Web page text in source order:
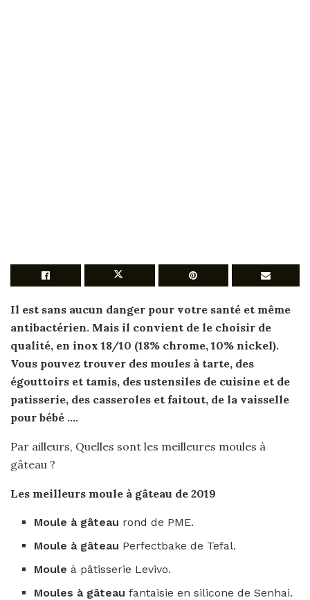
Il est sans aucun danger pour votre santé et même
antibactérien. Mais il convient de le choisir de
qualité, en inox 18/10 (18% chrome, 10% nickel).
Vous pouvez trouver des moules à tarte, des
égouttoirs et tamis, des ustensiles de cuisine et de
patisserie, des casseroles et faitout, de la vaisselle
pour bébé ….
Par ailleurs, Quelles sont les meilleures moules à
gâteau ?
Les meilleurs moule à gâteau de 2019
Moule à gâteau rond de PME.
Moule à gâteau Perfectbake de Tefal.
Mouleà pâtisserie Levivo.
Moules à gâteaufantaisie en silicone de Senhai.